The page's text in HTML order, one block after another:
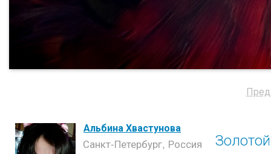
Альбина Хвастунова
Санкт-Петербург, Россия